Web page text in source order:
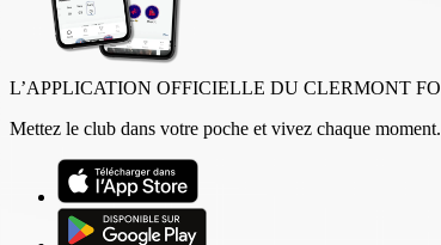
L’APPLICATION OFFICIELLE DU CLERMONT
Mettez le club dans votre poche et vivez chaque moment.